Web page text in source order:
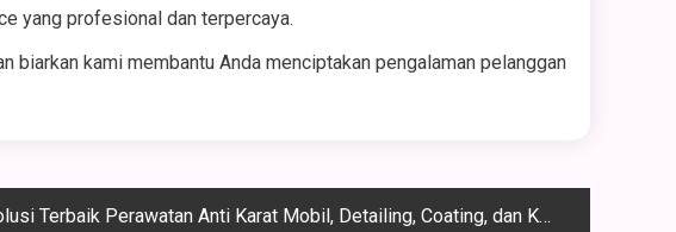
yang profesional dan terpercaya.
biarkan kami membantu Anda menciptakan pengalaman pelanggan
Terbaik Perawatan Anti Karat Mobil, Detailing, Coating, dan Kaca Film untuk Kendaraan Anda